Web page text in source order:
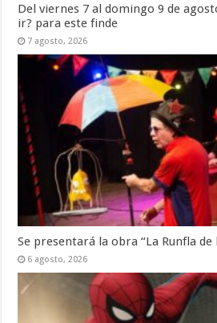
Del viernes 7 al domingo 9 de
ir? para este finde
7 agosto, 2026
Se presentará la obra “La Runfla de
6 agosto, 2026